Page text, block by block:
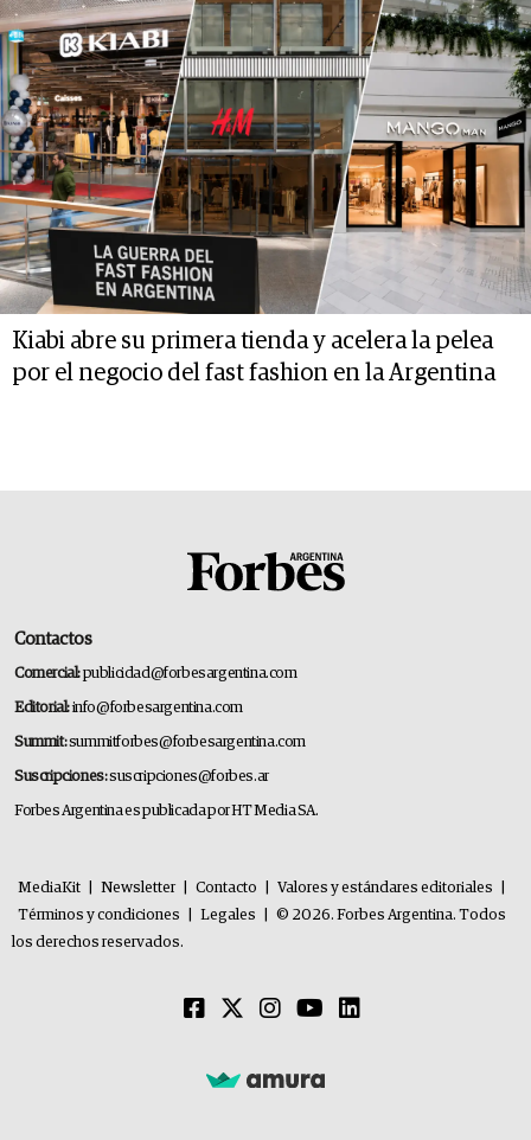
Kiabi abre su primera tienda y acelera la pelea
por el negocio del fast fashion en la Argentina
Contactos
Comercial:publicidad@forbesargentina.com
Editorial:info@forbesargentina.com
Summit:summitforbes@forbesargentina.com
Suscripciones:suscripciones@forbes.ar
Forbes Argentina es publicada por HT Media SA.
MediaKit Newsletter Contacto Valores y estándares editoriales
Términos y condiciones
Legales
© 2026. Forbes Argentina. Todos
los derechos reservados.